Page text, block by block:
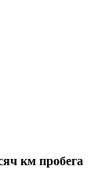
км пробега